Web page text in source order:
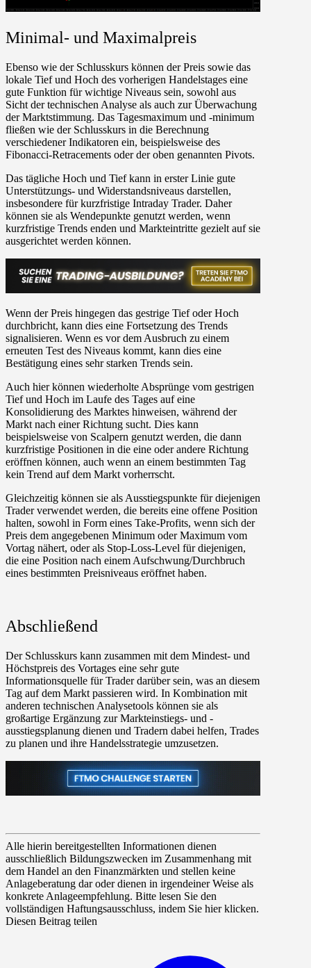
Minimal- und Maximalpreis
Ebenso wie der Schlusskurs können der Preis sowie das
lokale Tief und Hoch des vorherigen Handelstages eine
gute Funktion für wichtige Niveaus sein, sowohl aus
Sicht der technischen Analyse als auch zur Überwachung
der Marktstimmung. Das Tagesmaximum und -minimum
fließen wie der Schlusskurs in die Berechnung
verschiedener Indikatoren ein, beispielsweise des
Fibonacci-Retracements oder der oben genannten Pivots.
Das tägliche Hoch und Tief kann in erster Linie gute
Unterstützungs- und Widerstandsniveaus darstellen,
insbesondere für kurzfristige Intraday Trader. Daher
können sie als Wendepunkte genutzt werden, wenn
kurzfristige Trends enden und Markteintritte gezielt auf sie
ausgerichtet werden können.
Wenn der Preis hingegen das gestrige Tief oder Hoch
durchbricht, kann dies eine Fortsetzung des Trends
signalisieren. Wenn es vor dem Ausbruch zu einem
erneuten Test des Niveaus kommt, kann dies eine
Bestätigung eines sehr starken Trends sein.
Auch hier können wiederholte Absprünge vom gestrigen
Tief und Hoch im Laufe des Tages auf eine
Konsolidierung des Marktes hinweisen, während der
Markt nach einer Richtung sucht. Dies kann
beispielsweise von Scalpern genutzt werden, die dann
kurzfristige Positionen in die eine oder andere Richtung
eröffnen können, auch wenn an einem bestimmten Tag
kein Trend auf dem Markt vorherrscht.
Gleichzeitig können sie als Ausstiegspunkte für diejenigen
Trader verwendet werden, die bereits eine offene Position
halten, sowohl in Form eines Take-Profits, wenn sich der
Preis dem angegebenen Minimum oder Maximum vom
Vortag nähert, oder als Stop-Loss-Level für diejenigen,
die eine Position nach einem Aufschwung/Durchbruch
eines bestimmten Preisniveaus eröffnet haben.
Abschließend
Der Schlusskurs kann zusammen mit dem Mindest- und
Höchstpreis des Vortages eine sehr gute
Informationsquelle für Trader darüber sein, was an diesem
Tag auf dem Markt passieren wird. In Kombination mit
anderen technischen Analysetools können sie als
großartige Ergänzung zur Markteinstiegs- und -
ausstiegsplanung dienen und Tradern dabei helfen, Trades
zu planen und ihre Handelsstrategie umzusetzen.
Alle hierin bereitgestellten Informationen dienen
ausschließlich Bildungszwecken im Zusammenhang mit
dem Handel an den Finanzmärkten und stellen keine
Anlageberatung dar oder dienen in irgendeiner Weise als
konkrete Anlageempfehlung. Bitte lesen Sie den
vollständigen Haftungsausschluss, indem Sie hier klicken.
Diesen Beitrag teilen